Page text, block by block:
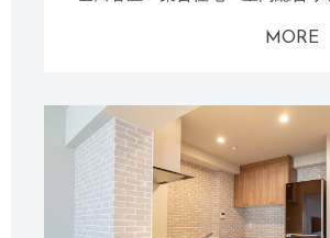
MORE